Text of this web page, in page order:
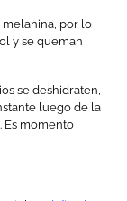
melanina, por lo
y se queman
se deshidraten,
luego de la
Es momento